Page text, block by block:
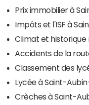
Prix immobilier à
Impôts et l'ISF à
Climat et
Accidents de la
Classement des
Lycée à Saint-
Crèches à Saint-